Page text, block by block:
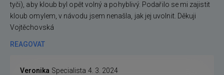
tyči), aby kloub byl opět volný a pohyblivý. Podařilo se mi zajistit
kloub omylem, v návodu jsem nenašla, jak jej uvolnit. Děkuji
Vojtěchovská
REAGOVAT
Veronika Specialista 4. 3. 2024